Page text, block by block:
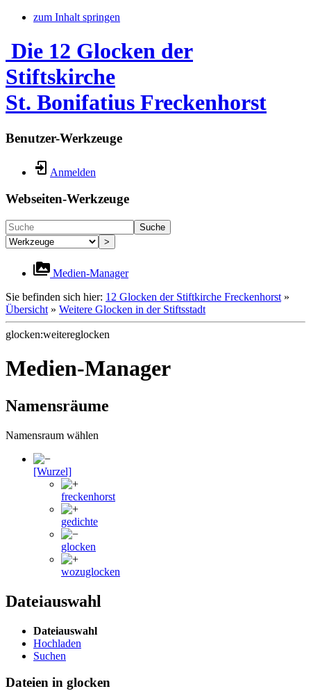
zum Inhalt springen
Die 12 Glocken der
Stiftskirche
St. Bonifatius Freckenhorst
Benutzer-Werkzeuge
Anmelden
Webseiten-Werkzeuge
Suche
>
Medien-Manager
Sie befinden sich hier: 12 Glocken der Stiftkirche Freckenhorst »
Übersicht » Weitere Glocken in der Stiftsstadt
glocken:weitereglocken
Medien-Manager
Namensräume
Namensraum wählen
[Wurzel]
freckenhorst
gedichte
glocken
wozuglocken
Dateiauswahl
Dateiauswahl
Hochladen
Suchen
Dateien in glocken